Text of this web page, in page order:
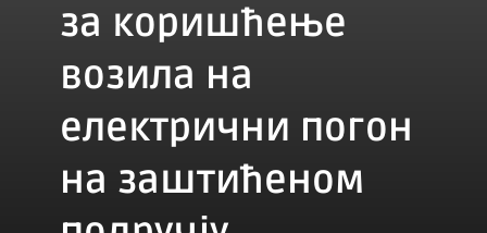
за коришћење
возила на
електрични погон
на заштићеном